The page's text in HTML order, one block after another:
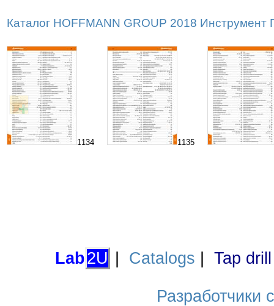
Каталог HOFFMANN GROUP 2018
1134 1135
Lab2U Catalogs Tap
Разработчики